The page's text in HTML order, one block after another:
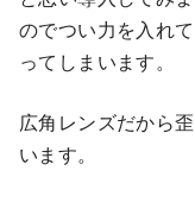
のでつい力を入れ
ってしまいます。
広角レンズだから
います。